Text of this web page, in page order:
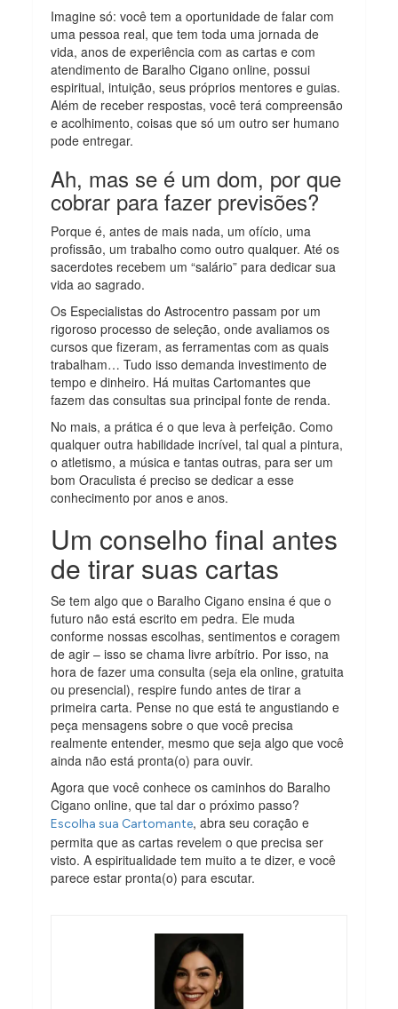
Imagine só: você tem a oportunidade de falar com
uma pessoa real, que tem toda uma jornada de
vida, anos de experiência com as cartas e com
atendimento de Baralho Cigano online, possui
espiritual, intuição, seus próprios mentores e guias.
Além de receber respostas, você terá compreensão
e acolhimento, coisas que só um outro ser humano
pode entregar.
Ah, mas se é um dom, por que
cobrar para fazer previsões?
Porque é, antes de mais nada, um ofício, uma
profissão, um trabalho como outro qualquer. Até os
sacerdotes recebem um “salário” para dedicar sua
vida ao sagrado.
Os Especialistas do Astrocentro passam por um
rigoroso processo de seleção, onde avaliamos os
cursos que fizeram, as ferramentas com as quais
trabalham… Tudo isso demanda investimento de
tempo e dinheiro. Há muitas Cartomantes que
fazem das consultas sua principal fonte de renda.
No mais, a prática é o que leva à perfeição. Como
qualquer outra habilidade incrível, tal qual a pintura,
o atletismo, a música e tantas outras, para ser um
bom Oraculista é preciso se dedicar a esse
conhecimento por anos e anos.
Um conselho final antes
de tirar suas cartas
Se tem algo que o Baralho Cigano ensina é que o
futuro não está escrito em pedra. Ele muda
conforme nossas escolhas, sentimentos e coragem
de agir – isso se chama livre arbítrio. Por isso, na
hora de fazer uma consulta (seja ela online, gratuita
ou presencial), respire fundo antes de tirar a
primeira carta. Pense no que está te angustiando e
peça mensagens sobre o que você precisa
realmente entender, mesmo que seja algo que você
ainda não está pronta(o) para ouvir.
Agora que você conhece os caminhos do Baralho
Cigano online, que tal dar o próximo passo?
Escolha sua Cartomante, abra seu coração e
permita que as cartas revelem o que precisa ser
visto. A espiritualidade tem muito a te dizer, e você
parece estar pronta(o) para escutar.